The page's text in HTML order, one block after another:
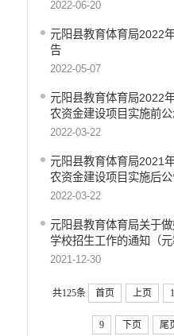
2022-06-20
元阳县教育体育局2022
告
2022-05-07
元阳县教育体育局2022
农资金建设项目实施前
2022-03-22
元阳县教育体育局2021
农资金建设项目实施后
2022-03-22
元阳县教育体育局关于
学校招生工作的通知（
2021-12-30
共125条 首页 上页 1
9 下页 尾